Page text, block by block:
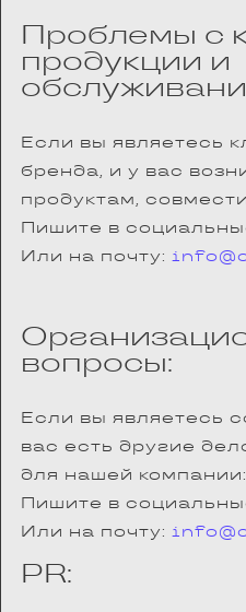
Проблемы с
продукции и
Если вы являетесь
бренда, и у вас
продуктам,
Пишите в
Или на почту:
вопросы:
Если вы являетесь
вас есть другие
для нашей компании:
Пишите в
Или на почту:
PR: